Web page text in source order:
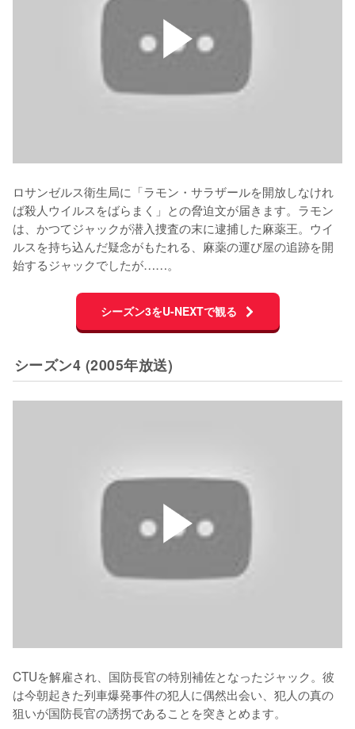
ロサンゼルス衛生局に「ラモン・サラザールを開放しなけれ
ば殺人ウイルスをばらまく」との脅迫文が届きます。ラモン
は、かつてジャックが潜入捜査の末に逮捕した麻薬王。ウイ
ルスを持ち込んだ疑念がもたれる、麻薬の運び屋の追跡を開
始するジャックでしたが……。
シーズン3をU-NEXTで観る
シーズン4 (2005年放送)
CTUを解雇され、国防長官の特別補佐となったジャック。彼
は今朝起きた列車爆発事件の犯人に偶然出会い、犯人の真の
狙いが国防長官の誘拐であることを突きとめます。